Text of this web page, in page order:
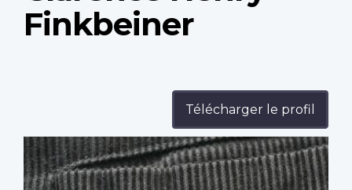
Finkbeiner
Télécharger le profil
Profile
image